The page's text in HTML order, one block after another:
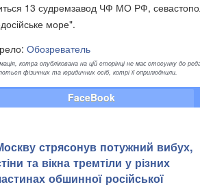
13 судремзавод ЧФ МО РФ,
море".
Обозреватель
котра опублікована на цій сторінці не має стосунку до
фізичних та юридичних осіб, котрі її оприлюднили.
FaceBook
стрясонув потужний вибух,
та вікна тремтіли у різних
обшинної російської